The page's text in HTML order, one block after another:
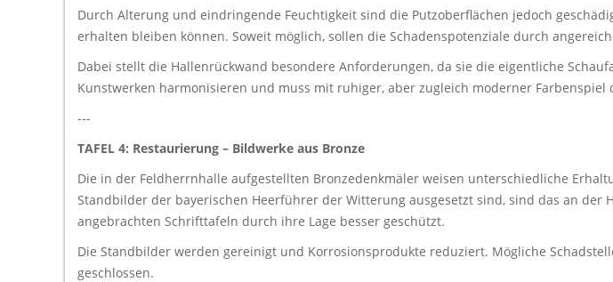
Durch Alterung und eindringende Feuchtigkeit sind die Putzoberflächen jedoch
erhalten bleiben können. Soweit möglich, sollen die Schadenspotenziale durch
Dabei stellt die Hallenrückwand besondere Anforderungen, da sie die eigentliche
Kunstwerken harmonisieren und muss mit ruhiger, aber zugleich moderner
---
TAFEL 4: Restaurierung – Bildwerke aus Bronze
Die in der Feldherrnhalle aufgestellten Bronzedenkmäler weisen unterschiedliche
Standbilder der bayerischen Heerführer der Witterung ausgesetzt sind, sind das an
angebrachten Schrifttafeln durch ihre Lage besser geschützt.
Die Standbilder werden gereinigt und Korrosionsprodukte reduziert. Mögliche
geschlossen.